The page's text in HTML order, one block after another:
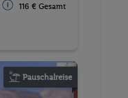
116 € Gesamt
Pauschalreise